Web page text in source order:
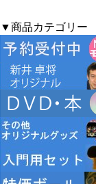
▼商品カテゴリー